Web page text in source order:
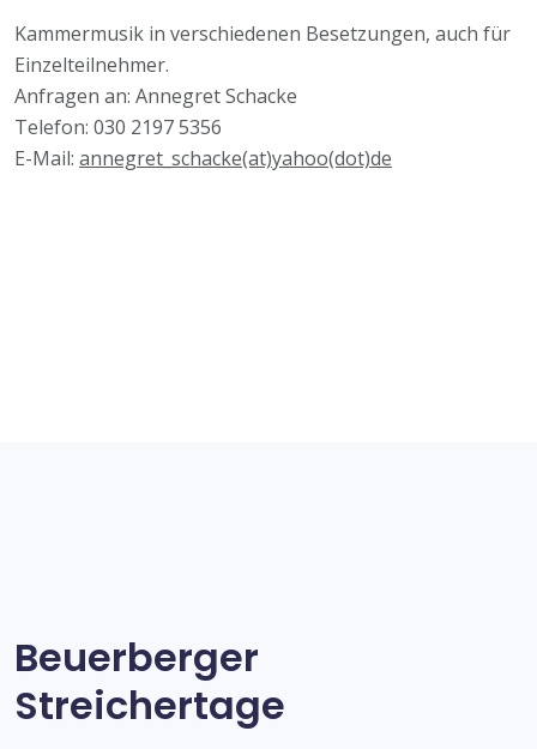
Kammermusik in verschiedenen Besetzungen, auch für
Einzelteilnehmer.
Anfragen an: Annegret Schacke
Telefon: 030 2197 5356
E-Mail: annegret_schacke(at)yahoo(dot)de
Beuerberger
Streichertage